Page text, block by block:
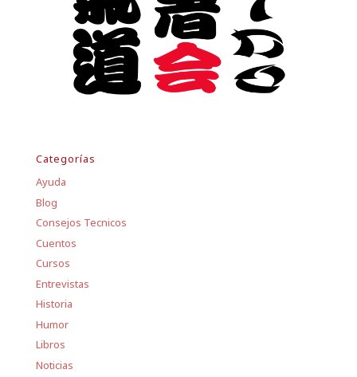
Categorías
Ayuda
Blog
Consejos Tecnicos
Cuentos
Cursos
Entrevistas
Historia
Humor
Libros
Noticias